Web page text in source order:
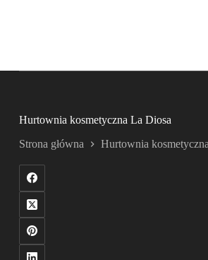
Hurtownia kosmetyczna La Diosa
Strona główna Hurtownia